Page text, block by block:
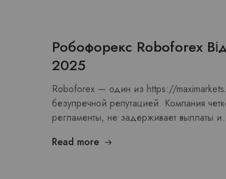
Робофорекс Roboforex
2025
Roboforex — один из https://
безупречной репутацией. Компания
регламенты, не задерживает выплаты
Read more